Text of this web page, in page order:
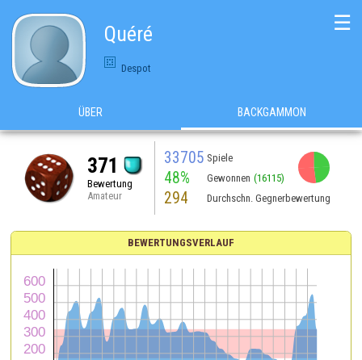
Quéré
Despot
☰
ÜBER BACKGAMMON
371
Bewertung
Amateur
33705 Spiele
48% Gewonnen (16115)
294 Durchschn. Gegnerbewertung
BEWERTUNGSVERLAUF